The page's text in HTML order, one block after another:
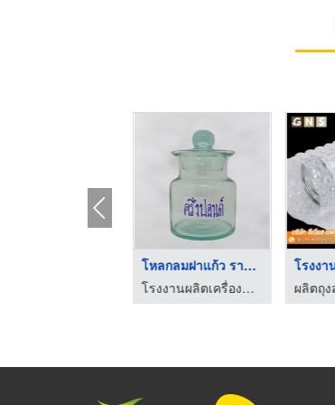
โหลกลมฝาแก้ว ราคาโรง ...
โรงงานผลิตเครื่องแก้วรีไซเคิล - อุตสาหกรรมแก้วนครหลวง